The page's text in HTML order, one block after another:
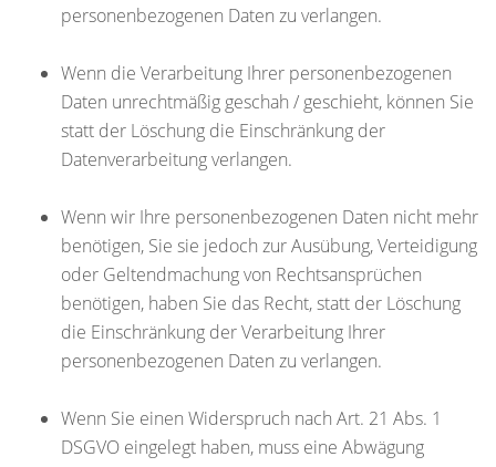
personenbezogenen Daten zu verlangen.
Wenn die Verarbeitung Ihrer personenbezogenen
Daten unrechtmäßig geschah / geschieht, können Sie
statt der Löschung die Einschränkung der
Datenverarbeitung verlangen.
Wenn wir Ihre personenbezogenen Daten nicht mehr
benötigen, Sie sie jedoch zur Ausübung, Verteidigung
oder Geltendmachung von Rechtsansprüchen
benötigen, haben Sie das Recht, statt der Löschung
die Einschränkung der Verarbeitung Ihrer
personenbezogenen Daten zu verlangen.
Wenn Sie einen Widerspruch nach Art. 21 Abs. 1
DSGVO eingelegt haben, muss eine Abwägung